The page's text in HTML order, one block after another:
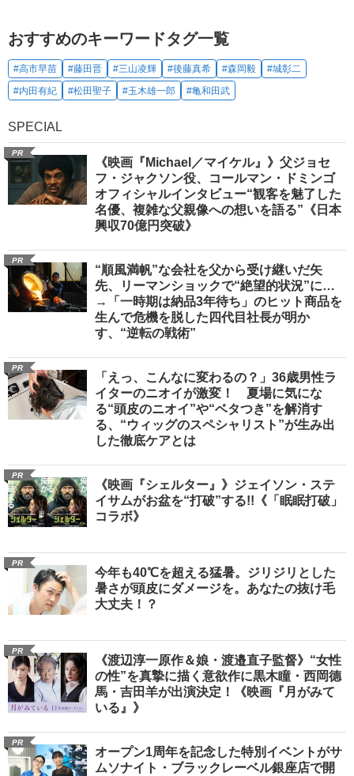
おすすめのキーワードタグ一覧
#高市早苗 #藤田晋 #三山凌輝 #後藤真希 #森岡毅
#城彰二
#内田有紀
#松田聖子 #玉木雄一郎 #亀和田武
SPECIAL
PR
《映画『Michael／マイケル』》父ジョセ
フ・ジャクソン役、コールマン・ドミンゴ
オフィシャルインタビュー“観客を魅了した
名優、複雑な父親像への想いを語る”《日本
興収70億円突破》
PR
“順風満帆”な会社を父から受け継いだ矢
先、リーマンショックで“絶望的状況”に…
→「一時期は納品3年待ち」のヒット商品を
生んで危機を脱した四代目社長が明か
す、“逆転の戦術”
PR
「えっ、こんなに変わるの？」36歳男性ラ
イターのニオイが激変！ 夏場に気にな
る“頭皮のニオイ”や“ベタつき”を解消す
る、“ウィッグのスペシャリスト”が生み出
した徹底ケアとは
PR
《映画『シェルター』》ジェイソン・ステ
イサムがお盆を“打破”する!!《「眠眠打破」
コラボ》
PR
今年も40℃を超える猛暑。ジリジリとした
暑さが頭皮にダメージを。あなたの抜け毛
大丈夫！？
PR
《渡辺淳一原作＆娘・渡邉直子監督》“女性
の性”を真摯に描く意欲作に黒木瞳・西岡德
馬・吉田羊が出演決定！《映画『月がみて
いる』》
PR
オープン1周年を記念した特別イベントがサ
ムソナイト・ブラックレーベル銀座店で開